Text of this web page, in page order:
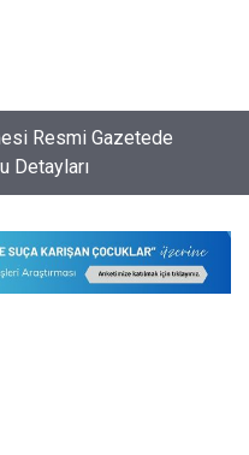
Resmi Gazetede
Detayları